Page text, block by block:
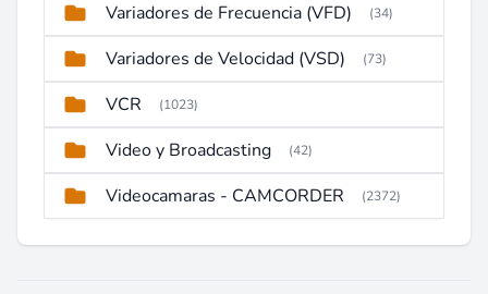
Variadores de Frecuencia (VFD) (34)
Variadores de Velocidad (VSD) (73)
VCR (1023)
Video y Broadcasting (42)
Videocamaras - CAMCORDER (2372)